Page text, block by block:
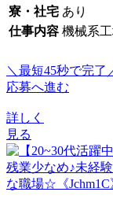
寮・社宅 あり
仕事内容 機械系
＼最短45秒で完了
応募へ進む
詳しく
見る